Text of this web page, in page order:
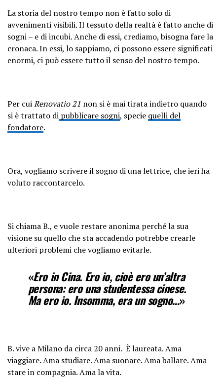
La storia del nostro tempo non è fatto solo di
avvenimenti visibili. Il tessuto della realtà è fatto anche di
sogni – e di incubi. Anche di essi, crediamo, bisogna fare la
cronaca. In essi, lo sappiamo, ci possono essere significati
enormi, ci può essere tutto il senso del nostro tempo.
Per cuiRenovatio 21 non si è mai tirata indietro quando
si è trattato di pubblicare sogni, specie quelli del
fondatore.
Ora, vogliamo scrivere il sogno di una lettrice, che ieri ha
voluto raccontarcelo.
Si chiama B., e vuole restare anonima perché la sua
visione su quello che sta accadendo potrebbe crearle
ulteriori problemi che vogliamo evitarle.
«Ero in Cina. Ero io, cioè ero un’altra
persona: ero una studentessa cinese.
Ma ero io. Insomma, era un sogno…»
B. vive a Milano da circa 20 anni. È laureata. Ama
viaggiare. Ama studiare. Ama suonare. Ama ballare. Ama
stare in compagnia. Ama la vita.